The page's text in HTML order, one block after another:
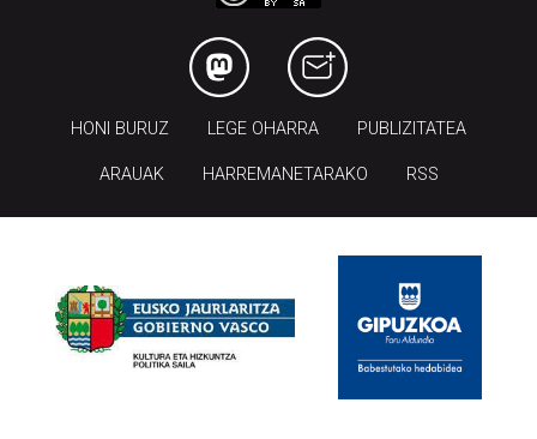
HONI BURUZ LEGE OHARRA PUBLIZITATEA
ARAUAK HARREMANETARAKO RSS